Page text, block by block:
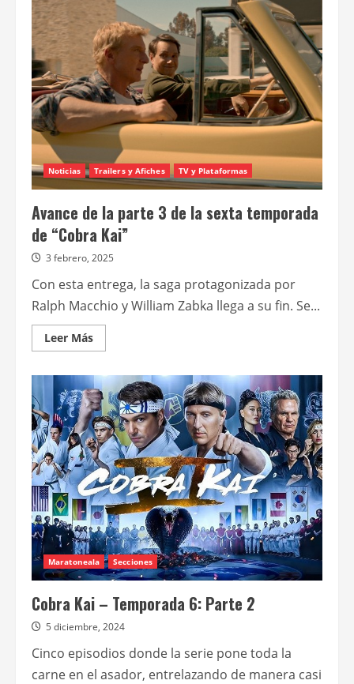
–
Temporada
6:
Parte
3
Noticias Trailers y Afiches TV y Plataformas
Avance de la parte 3 de la sexta temporada
de “Cobra Kai”
3 febrero, 2025
Con esta entrega, la saga protagonizada por
Ralph Macchio y William Zabka llega a su fin. Se...
Leer MásLeer
más
Avance
de
la
parte
3
de
la
sexta
temporada
de
“Cobra
Kai”
Maratoneala Secciones
Cobra Kai – Temporada 6: Parte 2
5 diciembre, 2024
Cinco episodios donde la serie pone toda la
carne en el asador, entrelazando de manera casi